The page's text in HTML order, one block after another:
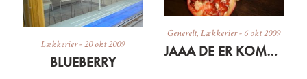
Lækkerier-20 okt 2009
BLUEBERRY
Generelt,Lækkerier- 6 okt 2009
JAAA DE ER KOMMET